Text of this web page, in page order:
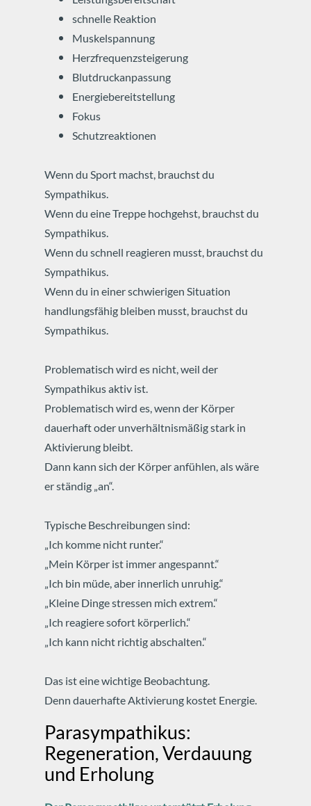
schnelle Reaktion
Muskelspannung
Herzfrequenzsteigerung
Blutdruckanpassung
Energiebereitstellung
Fokus
Schutzreaktionen
Wenn du Sport machst, brauchst du
Sympathikus.
Wenn du eine Treppe hochgehst, brauchst du
Sympathikus.
Wenn du schnell reagieren musst, brauchst du
Sympathikus.
Wenn du in einer schwierigen Situation
handlungsfähig bleiben musst, brauchst du
Sympathikus.
Problematisch wird es nicht, weil der
Sympathikus aktiv ist.
Problematisch wird es, wenn der Körper
dauerhaft oder unverhältnismäßig stark in
Aktivierung bleibt.
Dann kann sich der Körper anfühlen, als wäre
er ständig „an“.
Typische Beschreibungen sind:
„Ich komme nicht runter.“
„Mein Körper ist immer angespannt.“
„Ich bin müde, aber innerlich unruhig.“
„Kleine Dinge stressen mich extrem.“
„Ich reagiere sofort körperlich.“
„Ich kann nicht richtig abschalten.“
Das ist eine wichtige Beobachtung.
Denn dauerhafte Aktivierung kostet Energie.
Parasympathikus:
Regeneration, Verdauung
und Erholung